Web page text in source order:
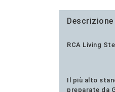
Descrizione
RCA Living
Il più alto
preparate da